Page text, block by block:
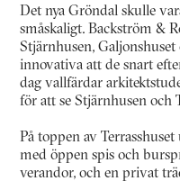
Det nya Gröndal skulle
småskaligt. Backström &
Stjärnhusen,
innovativa att de snart
dag vallfärdar
för att se Stjärnhusen och
På toppen av
med öppen spis och
verandor, och en privat